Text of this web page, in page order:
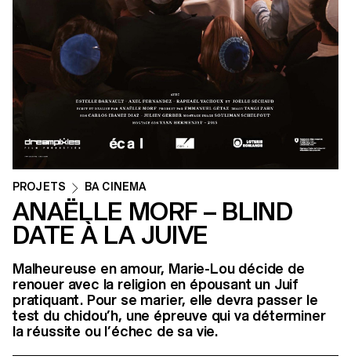
PROJETS BA CINEMA
ANAËLLE MORF – BLIND
DATE À LA JUIVE
Malheureuse en amour, Marie-Lou décide de
renouer avec la religion en épousant un Juif
pratiquant. Pour se marier, elle devra passer le
test du chidou’h, une épreuve qui va déterminer
la réussite ou l’échec de sa vie.